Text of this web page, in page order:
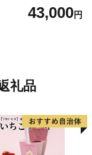
43,000円
礼品